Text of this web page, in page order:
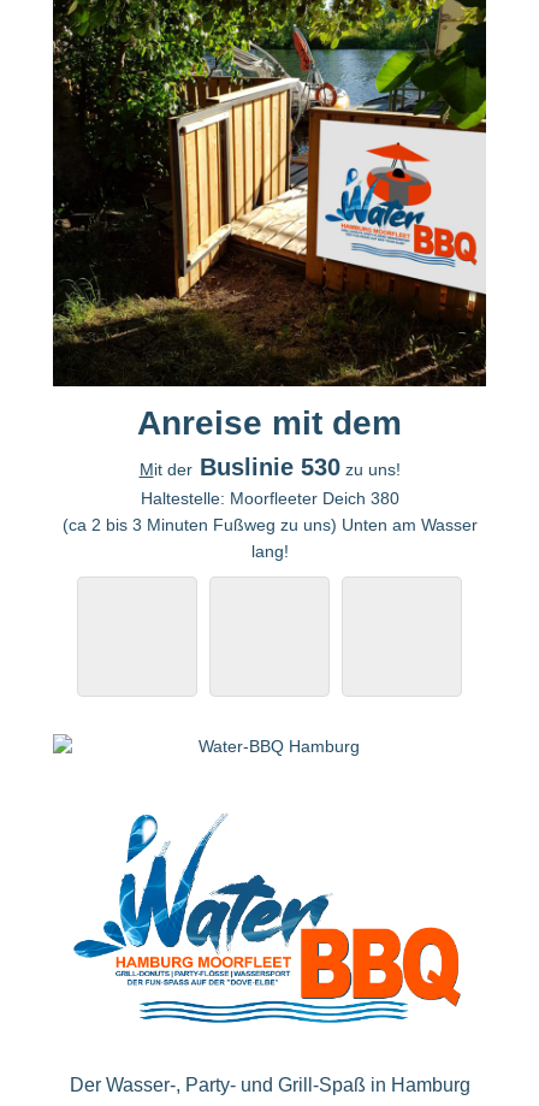
Anreise mit dem
Mit der Buslinie530zu uns!
Haltestelle: Moorfleeter Deich 380
(ca 2 bis 3 Minuten Fußweg zu uns) Unten am Wasser
lang!
Der Wasser-, Party- und Grill-Spaß in Hamburg